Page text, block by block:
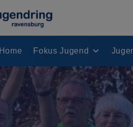
Home Fokus Jugend